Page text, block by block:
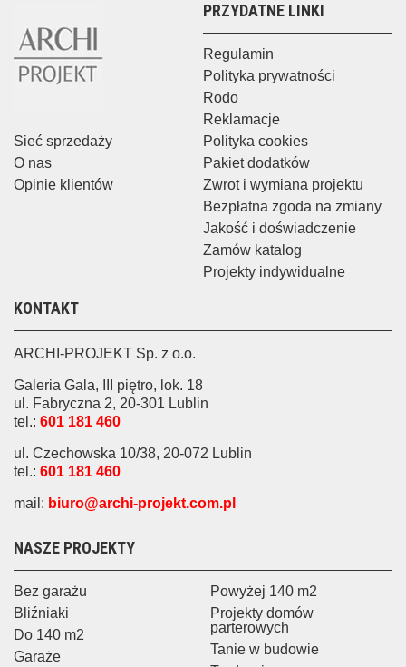
Sieć sprzedaży
O nas
Opinie klientów
PRZYDATNE LINKI
Regulamin
Polityka prywatności
Rodo
Reklamacje
Polityka cookies
Pakiet dodatków
Zwrot i wymiana projektu
Bezpłatna zgoda na zmiany
Jakość i doświadczenie
Zamów katalog
Projekty indywidualne
NASZE PROJEKTY
Bez garażu
Bliźniaki
Do 140 m2
Garaże
Powyżej 140 m2
Projekty domów
parterowych
Tanie w budowie
KONTAKT
ARCHI-PROJEKT Sp. z o.o.
Galeria Gala, III piętro, lok. 18
ul. Fabryczna 2, 20-301 Lublin
tel.: 601 181 460
ul. Czechowska 10/38, 20-072 Lublin
tel.: 601 181 460
mail: biuro@archi-projekt.com.pl